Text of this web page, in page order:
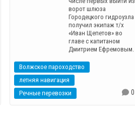
ворот шлюза
Городецкого гидроузла
получил экипаж т/х
«Иван Щепетов» во
главе с капитаном
Дмитрием Ефремовым.
Волжское пароходство
летняя навигация
Речные перевозки
0